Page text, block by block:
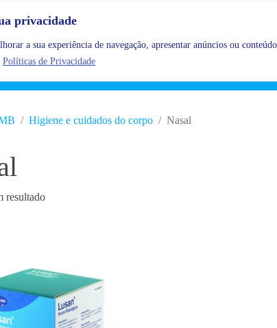
privacidade
a sua experiência de navegação, apresentar anúncios ou
Políticas de Privacidade
Higiene e cuidados do corpo Nasal
resultado